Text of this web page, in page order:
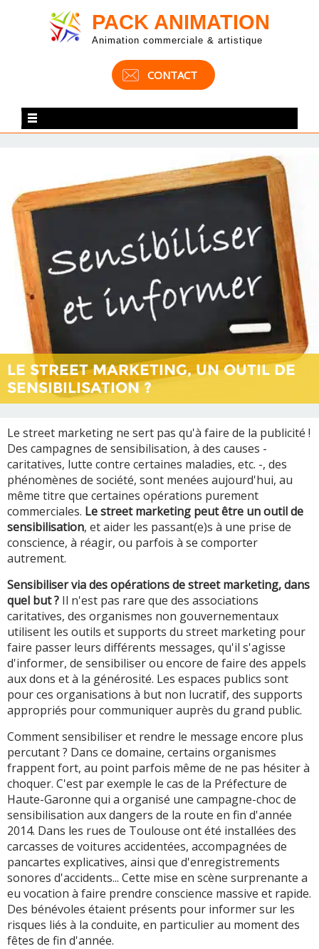
PACK ANIMATION
Animation commerciale & artistique
CONTACT
LE STREET MARKETING, UN OUTIL DE
SENSIBILISATION ?
Le street marketing ne sert pas qu'à faire de la publicité !
Des campagnes de sensibilisation, à des causes -
caritatives, lutte contre certaines maladies, etc. -, des
phénomènes de société, sont menées aujourd'hui, au
même titre que certaines opérations purement
commerciales. Le street marketing peut être un outil de
sensibilisation, et aider les passant(e)s à une prise de
conscience, à réagir, ou parfois à se comporter
autrement.
Sensibiliser via des opérations de street marketing, dans
quel but ? Il n'est pas rare que des associations
caritatives, des organismes non gouvernementaux
utilisent les outils et supports du street marketing pour
faire passer leurs différents messages, qu'il s'agisse
d'informer, de sensibiliser ou encore de faire des appels
aux dons et à la générosité. Les espaces publics sont
pour ces organisations à but non lucratif, des supports
appropriés pour communiquer auprès du grand public.
Comment sensibiliser et rendre le message encore plus
percutant ? Dans ce domaine, certains organismes
frappent fort, au point parfois même de ne pas hésiter à
choquer. C'est par exemple le cas de la Préfecture de
Haute-Garonne qui a organisé une campagne-choc de
sensibilisation aux dangers de la route en fin d'année
2014. Dans les rues de Toulouse ont été installées des
carcasses de voitures accidentées, accompagnées de
pancartes explicatives, ainsi que d'enregistrements
sonores d'accidents... Cette mise en scène surprenante a
eu vocation à faire prendre conscience massive et rapide.
Des bénévoles étaient présents pour informer sur les
risques liés à la conduite, en particulier au moment des
fêtes de fin d'année.